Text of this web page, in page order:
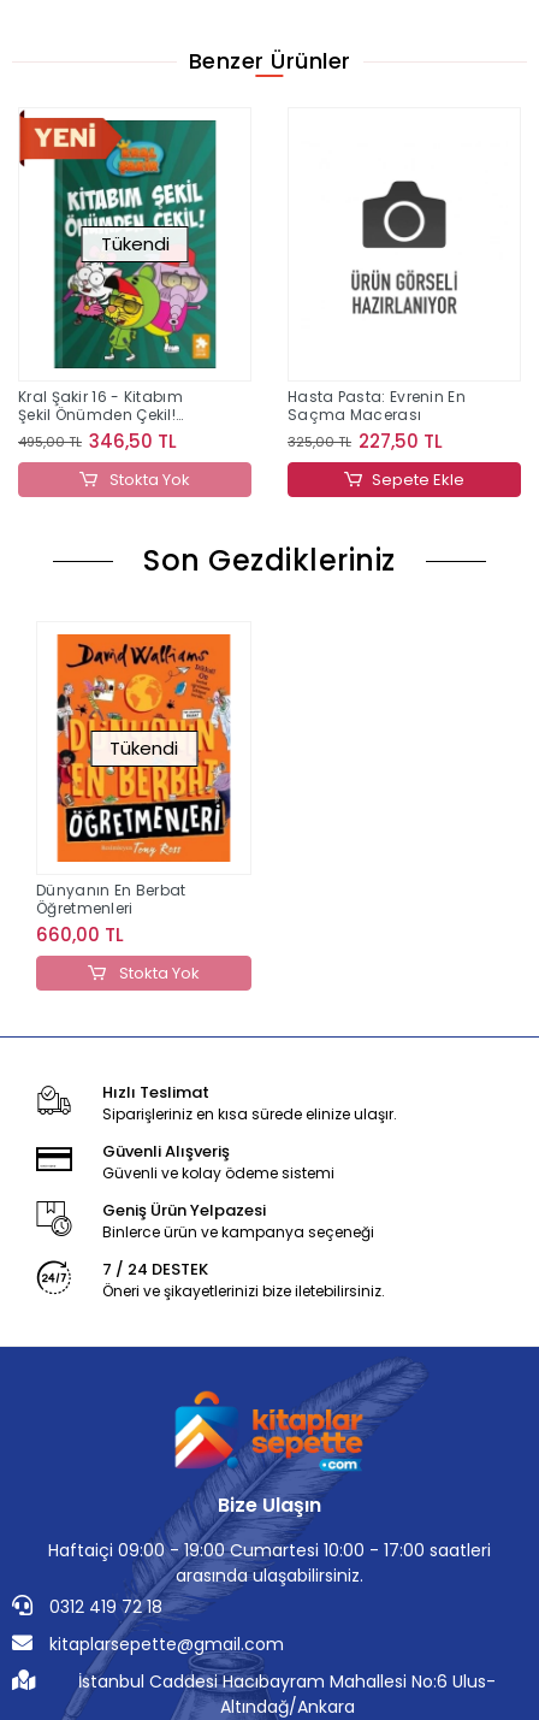
Benzer Ürünler
Tükendi
Kral Şakir 16 - Kitabım
Şekil Önümden Çekil!
(Ciltli)
495,00 TL 346,50 TL
Stokta Yok
Hasta Pasta: Evrenin En
Saçma Macerası
325,00 TL 227,50 TL
Sepete Ekle
Son Gezdikleriniz
Tükendi
Dünyanın En Berbat
Öğretmenleri
660,00 TL
Stokta Yok
Hızlı Teslimat
Siparişleriniz en kısa sürede elinize ulaşır.
Güvenli Alışveriş
Güvenli ve kolay ödeme sistemi
Geniş Ürün Yelpazesi
Binlerce ürün ve kampanya seçeneği
7 / 24 DESTEK
Öneri ve şikayetlerinizi bize iletebilirsiniz.
Bize Ulaşın
Haftaiçi 09:00 - 19:00 Cumartesi 10:00 - 17:00 saatleri
arasında ulaşabilirsiniz.
0312 419 72 18
kitaplarsepette@gmail.com
İstanbul Caddesi Hacıbayram Mahallesi No:6 Ulus-
Altındağ/Ankara